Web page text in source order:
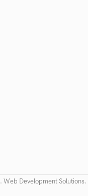
. Web Development Solutions.